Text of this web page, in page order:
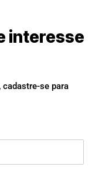
interesse
se para